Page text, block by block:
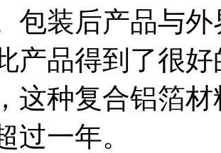
包装后产品与
产品得到了很
这种复合铝箔
过一年。